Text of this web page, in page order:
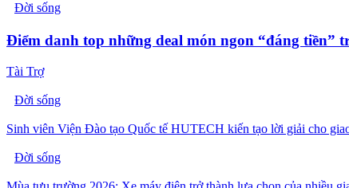
Đời sống
Điểm danh top những deal món ngon “đáng tiền”
Tài Trợ
Đời sống
Sinh viên Viện Đào tạo Quốc tế HUTECH kiến tạo lời giải cho
Đời sống